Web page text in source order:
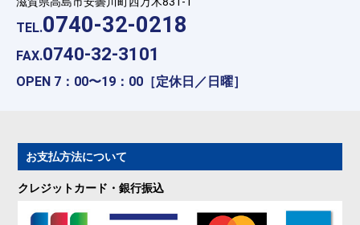
TEL.0740-32-0218
FAX.0740-32-3101
OPEN 7：00〜19：00［定休日／日曜］
お支払方法について
クレジットカード・銀行振込